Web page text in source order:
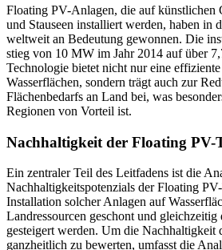
Floating PV-Anlagen, die auf künstlichen
und Stauseen installiert werden, haben in
weltweit an Bedeutung gewonnen. Die
stieg von 10 MW im Jahr 2014 auf über
Technologie bietet nicht nur eine
Wasserflächen, sondern trägt auch zur
Flächenbedarfs an Land bei, was
Regionen von Vorteil ist.
Nachhaltigkeit der Floating PV-
Ein zentraler Teil des Leitfadens ist die
Nachhaltigkeitspotenzials der Floating
Installation solcher Anlagen auf
Landressourcen geschont und
gesteigert werden. Um die Nachhaltigkeit
ganzheitlich zu bewerten, umfasst die